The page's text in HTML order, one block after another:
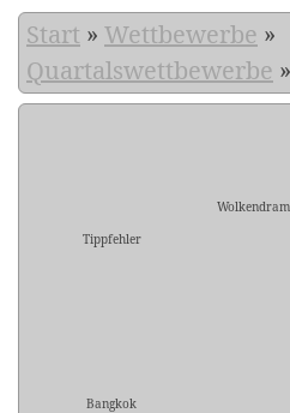
Start » Wettbewerbe »
Quartalswettbewerbe »
Tippfehler
Bangkok